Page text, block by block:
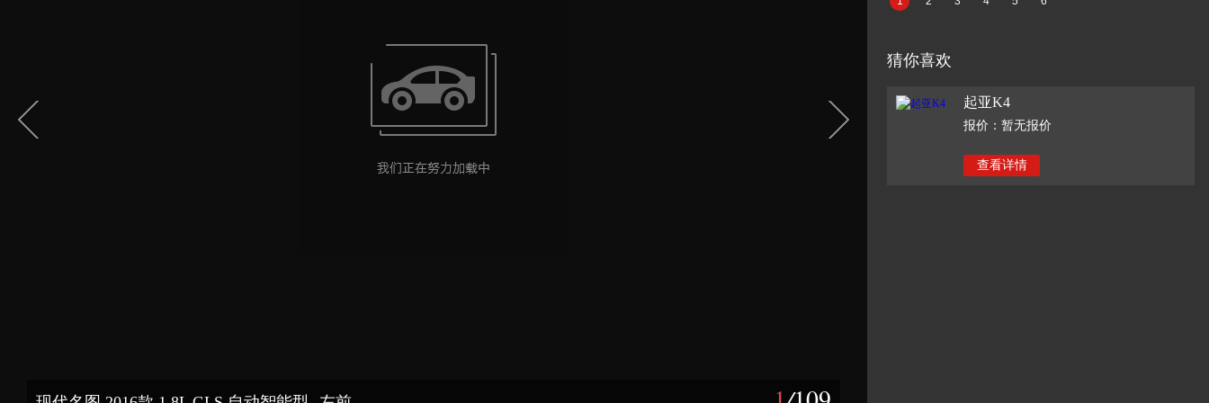
猜你喜欢
起亚K4
报价：暂无报价
查看详情